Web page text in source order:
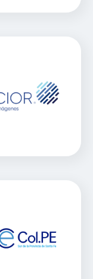
Imagenes
Sitio Web
Fe